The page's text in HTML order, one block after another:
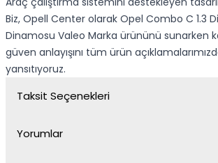
Biz, Opell Center olarak Opel Combo C 1.3
Dinamosu Valeo Marka ürününü sunarken
güven anlayışını tüm ürün
yansıtıyoruz.
Taksit Seçenekleri
Yorumlar